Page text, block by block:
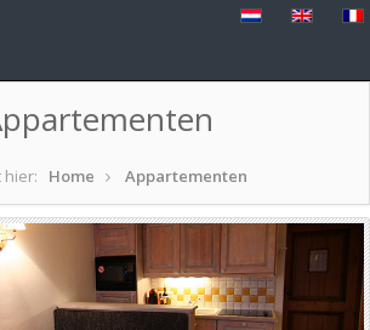
hier: Home Appartementen